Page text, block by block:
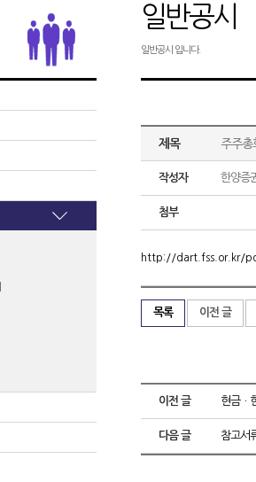
일반공시
일반공시 입니다.
제목 주주총
작성자 한양증
첨부
http://dart.fss.or.kr/
목록 이전 글
이전 글 현금ㆍ
다음 글 참고서